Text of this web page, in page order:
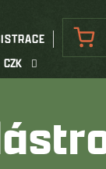
CZK